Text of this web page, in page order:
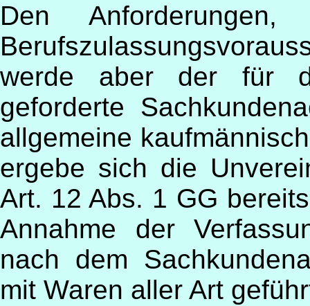
Den
werde aber der für
geforderte
allgemeine
ergebe sich die
Art. 12 Abs. 1 GG
Annahme der
nach dem
mit Waren aller Art